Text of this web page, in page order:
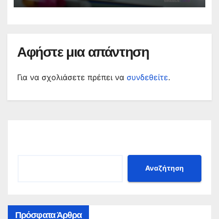
Αφήστε μια απάντηση
Για να σχολιάσετε πρέπει να συνδεθείτε.
Αναζήτηση
Πρόσφατα Άρθρα